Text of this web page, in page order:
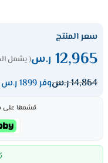
سعر المنتج
12,965 ر.س( يشمل
14,864ر.سوفر 1899 ر.س
قسّمها على